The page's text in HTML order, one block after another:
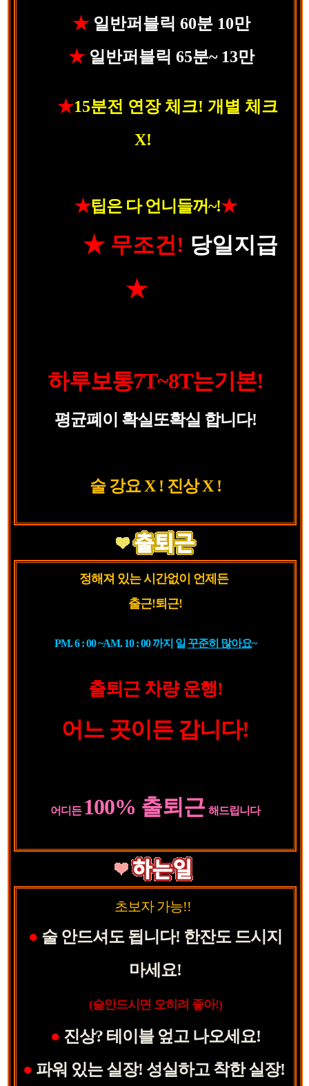
★ 일반퍼블릭 60분 10만
★ 일반퍼블릭 65분~ 13만
★15분전 연장 체크! 개별 체크
X!
★팁은 다 언니들꺼~!★
★ 무조건! 당일지급
★
하루보통7T~8T는기본!
평균폐이 확실또확실 합니다!
술 강요 X ! 진상 X !
정해져 있는 시간없이 언제든
출근!퇴근!
PM. 6 : 00 ~AM. 10 : 00 까지 일 꾸준히 많아요~
출퇴근 차량 운행!
어느 곳이든 갑니다!
어디든 100% 출퇴근 해드립니다
초보자 가능!!
● 술 안드셔도 됩니다! 한잔도 드시지
마세요!
(술안드시면 오히려 좋아!)
● 진상? 테이블 엎고 나오세요!
● 파워 있는 실장! 성실하고 착한 실장!